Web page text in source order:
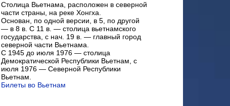
Cтолица Вьетнама, расположен в северной
части страны, на реке Хонгха.
Основан, по одной версии, в 5, по другой
— в 8 в. С 11 в. — столица вьетнамского
государства, с нач. 19 в. — главный город
северной части Вьетнама.
С 1945 до июля 1976 — столица
Демократической Республики Вьетнам, с
июля 1976 — Северной Республики
Вьетнам.
Билеты во Вьетнам